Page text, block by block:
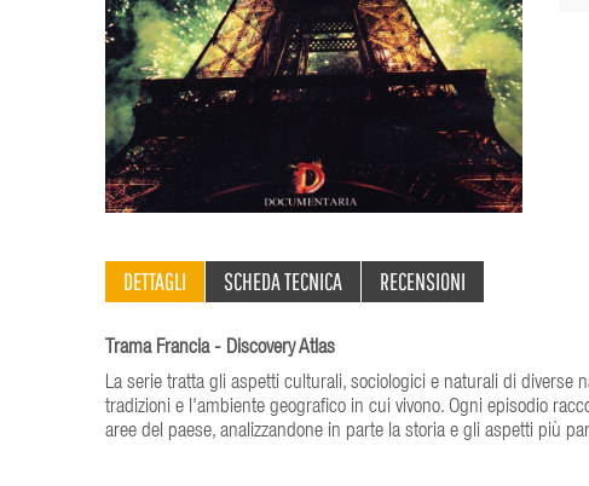
DETTAGLI SCHEDA TECNICA RECENSIONI
Trama Francia - Discovery Atlas
La serie tratta gli aspetti culturali, sociologici e naturali di diverse
tradizioni e l'ambiente geografico in cui vivono. Ogni episodio
aree del paese, analizzandone in parte la storia e gli aspetti più